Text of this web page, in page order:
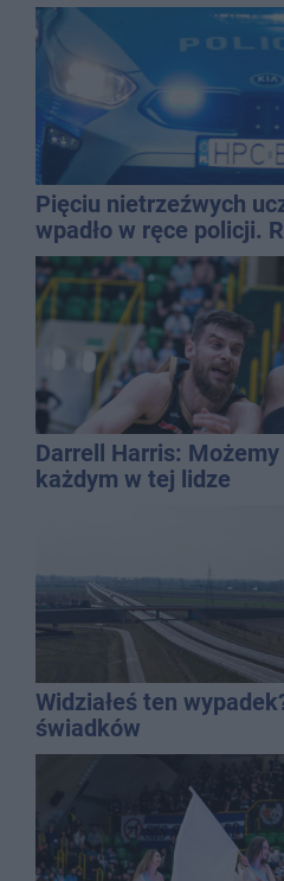
Pięciu nietrzeźwych
wpadło w ręce policji.
promila
Darrell Harris:
każdym w tej lidze
Widziałeś ten
świadków